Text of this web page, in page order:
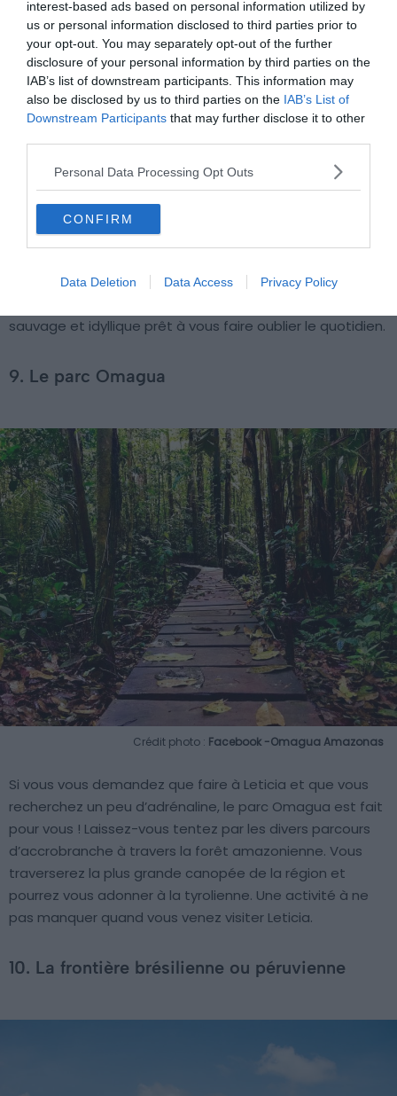
interest-based ads based on personal information utilized by
us or personal information disclosed to third parties prior to
your opt-out. You may separately opt-out of the further
disclosure of your personal information by third parties on the
IAB’s list of downstream participants. This information may
also be disclosed by us to third parties on the IAB’s List of
Downstream Participants that may further disclose it to other
Personal Data Processing Opt Outs
CONFIRM
Data Deletion Data Access Privacy Policy
Fort d’une biodiversité exceptionnelle, parcourir le lac
Yahuarcaca en kayak est une excursion parfaite si vous
cherchez que faire à Leticia. Il vous sera possible d’y
les martins pêcheurs en action, divers reptiles ou bien
sauvage et idyllique prêt à vous faire oublier le quotidien.
9. Le parc Omagua
Crédit photo : Facebook -Omagua Amazonas
Si vous vous demandez que faire à Leticia et que vous
recherchez un peu d’adrénaline, le parc Omagua est fait
pour vous ! Laissez-vous tentez par les divers parcours
d’accrobranche à travers la forêt amazonienne. Vous
traverserez la plus grande canopée de la région et
pourrez vous adonner à la tyrolienne. Une activité à ne
pas manquer quand vous venez visiter Leticia.
10. La frontière brésilienne ou péruvienne